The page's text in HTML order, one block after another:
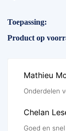
Toepassing
Product op